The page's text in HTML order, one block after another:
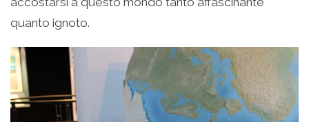
quanto ignoto.